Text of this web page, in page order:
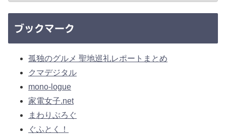
ブックマーク
孤独のグルメ 聖地巡礼レポートまとめ
クマデジタル
mono-logue
家電女子.net
まわりぶろぐ
ぐふとく！